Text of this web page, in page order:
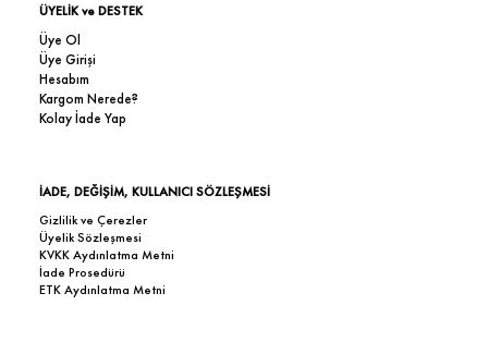
ÜYELİK ve DESTEK
Üye Ol
Üye Girişi
Hesabım
Kargom Nerede?
Kolay İade Yap
İADE, DEĞİŞİM, KULLANICI SÖZLEŞMESİ
Gizlilik ve Çerezler
Üyelik Sözleşmesi
KVKK Aydınlatma Metni
İade Prosedürü
ETK Aydınlatma Metni